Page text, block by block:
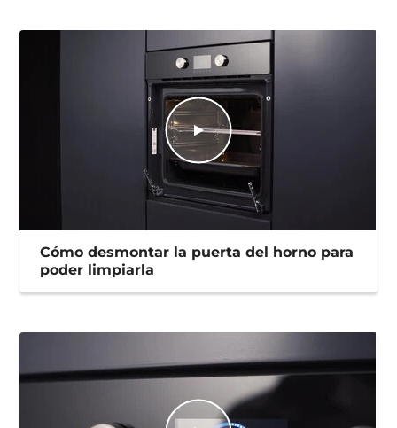
Cómo desmontar la puerta del horno para
poder limpiarla